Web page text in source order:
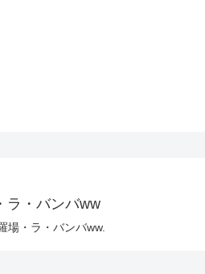
ラ・バンバww
場・ラ・バンバww.